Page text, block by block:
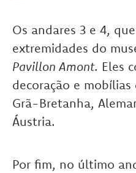
Os andares 3 e 4,
extremidades do
Pavillon Amont. Eles
decoração e mobílias
Grã-Bretanha,
Áustria.
Por fim, no último